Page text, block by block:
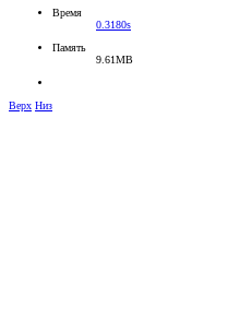
Время
0.3180s
Память
9.61MB
Верх Низ